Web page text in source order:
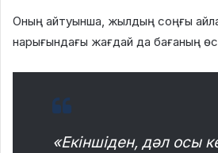
Оның айтуынша, жылдың соңғы
нарығындағы жағдай да бағаның
«Екіншіден, дәл осы